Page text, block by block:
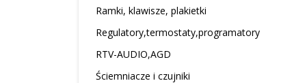
Ramki, klawisze, plakietki
Regulatory,termostaty,programatory
RTV-AUDIO,AGD
Ściemniacze i czujniki